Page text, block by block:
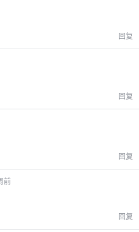
回复
回复
回复
前
回复